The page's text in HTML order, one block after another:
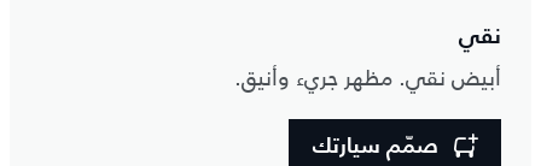
نقي
أبيض نقي. مظهر جريء وأنيق.
صمّم سيارتك